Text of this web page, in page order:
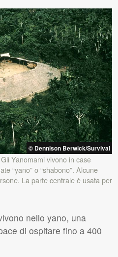
© Dennison Berwick/Survival
Yanomami vivono in case
“yano” o “shabono”. Alcune
La parte centrale è usata per
nello yano, una
di ospitare fino a 400